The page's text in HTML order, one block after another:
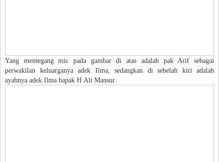
Yang memegang mic pada gambar di atas adalah pak Arif sebagai
perwakilan keluarganya adek Ilma, sedangkan di sebelah kiri adalah
ayahnya adek Ilma bapak H.Ali Mansur.